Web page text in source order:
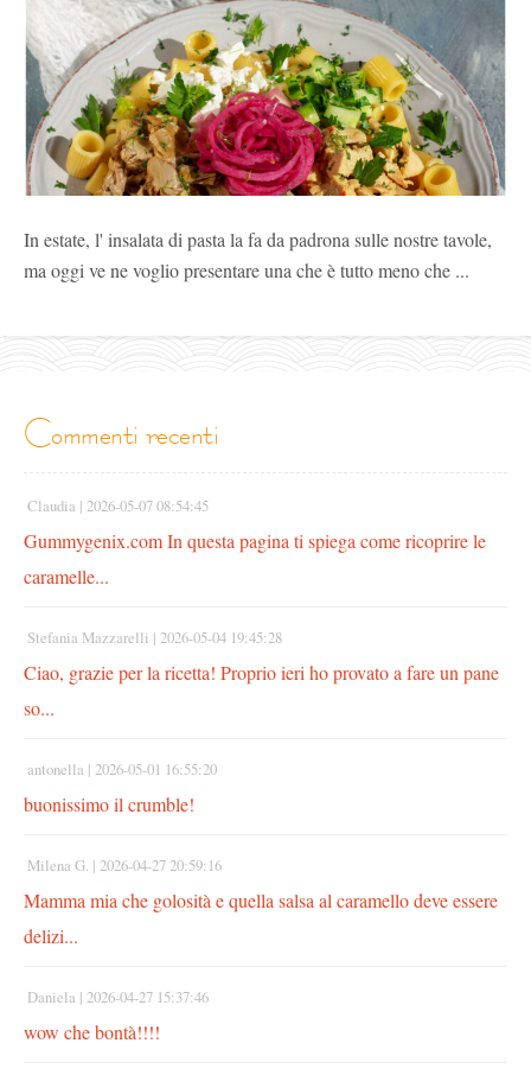
In estate, l' insalata di pasta la fa da padrona sulle nostre tavole,
ma oggi ve ne voglio presentare una che è tutto meno che ...
commenti recenti
Claudia | 2026-05-07 08:54:45
Gummygenix.com In questa pagina ti spiega come ricoprire le
caramelle...
Stefania Mazzarelli | 2026-05-04 19:45:28
Ciao, grazie per la ricetta! Proprio ieri ho provato a fare un pane
so...
antonella | 2026-05-01 16:55:20
buonissimo il crumble!
Milena G. | 2026-04-27 20:59:16
Mamma mia che golosità e quella salsa al caramello deve essere
delizi...
Daniela | 2026-04-27 15:37:46
wow che bontà!!!!